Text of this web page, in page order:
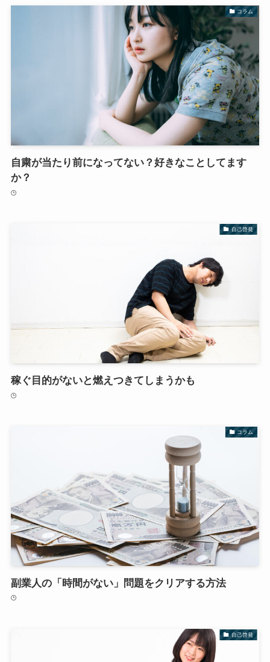
コラム
自粛が当たり前になってない？好きなことしてます
か？
自己啓発
稼ぐ目的がないと燃えつきてしまうかも
コラム
副業人の「時間がない」問題をクリアする方法
自己啓発